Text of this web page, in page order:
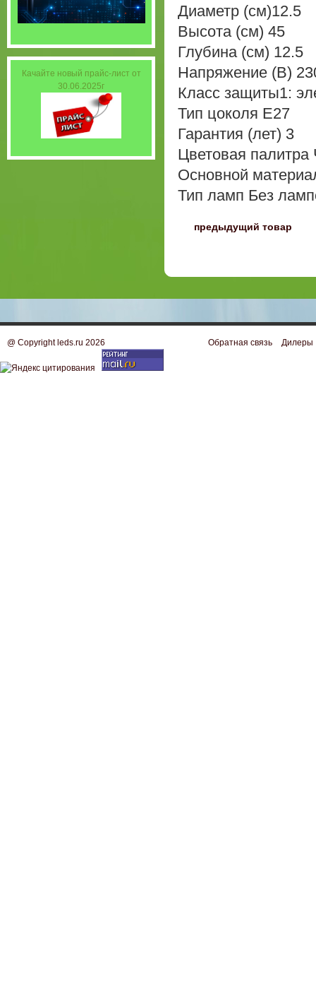
Диаметр (см)12.5
Высота (см) 45
Глубина (см) 12.5
Напряжение (В)
Класс защиты1:
Тип цоколя E27
Гарантия (лет) 3
Цветовая
Основной
Тип ламп Без
предыдущий товар
Качайте новый прайс-лист от
30.06.2025г
@ Copyright leds.ru 2026 Обратная связь Дилеры